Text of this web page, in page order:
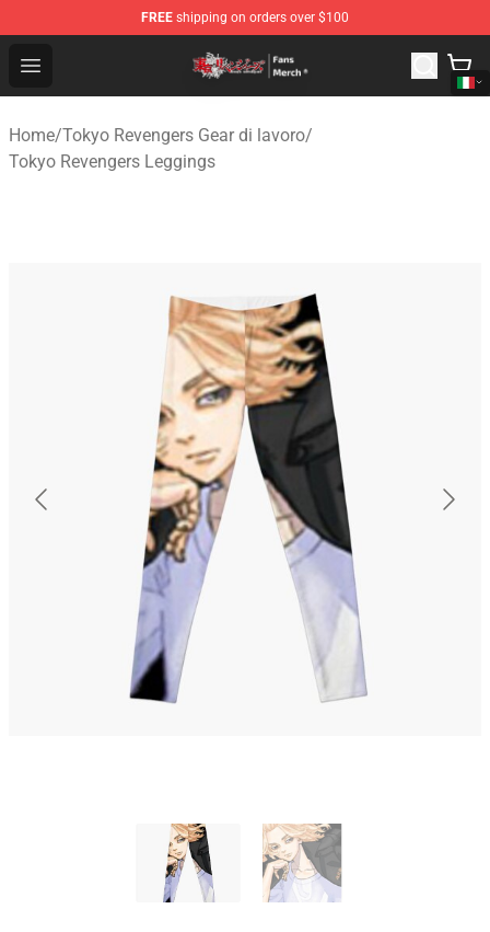
FREE shipping on orders over $100
Open menu
Tokyo Revengers Store - Official Tokyo Revengers
Home/Tokyo Revengers Gear di lavoro/
Tokyo Revengers Leggings